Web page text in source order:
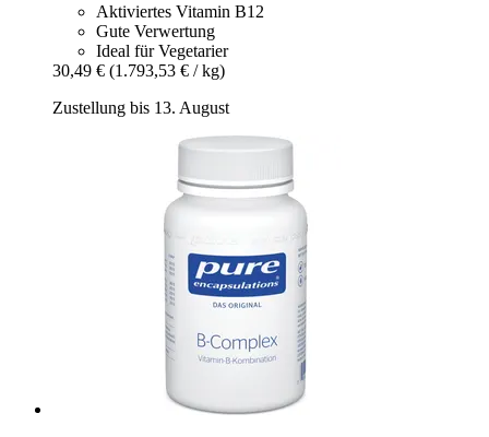
Aktiviertes Vitamin B12
Gute Verwertung
Ideal für Vegetarier
30,49 € (1.793,53 € / kg)
Zustellung bis 13. August